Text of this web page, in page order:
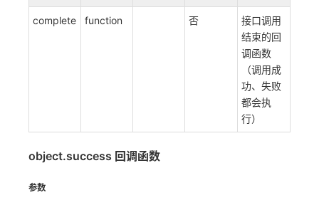
complete function 否
接口调用
结束的回
调函数
（调用成
功、失败
都会执
行）
object.success 回调函数
参数